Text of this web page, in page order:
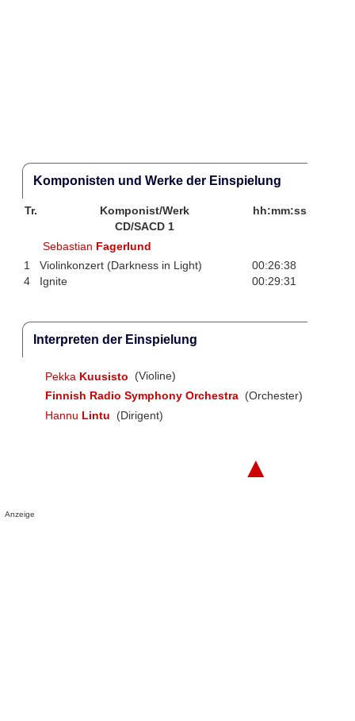
Komponisten und Werke der Einspielung
Tr. Komponist/Werk
hh:mm:ss
CD/SACD 1
Sebastian Fagerlund
1
Violinkonzert (Darkness in Light)
00:26:38
4
Ignite 00:29:31
Interpreten der Einspielung
Pekka Kuusisto
(Violine)
Finnish Radio Symphony Orchestra (Orchester)
Hannu Lintu (Dirigent)
▲
Anzeige